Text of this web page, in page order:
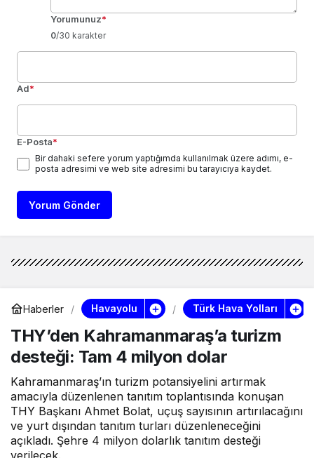
Yorumunuz*
0/30 karakter
Ad*
E-Posta*
Bir dahaki sefere yorum yaptığımda kullanılmak üzere adımı, e-
posta adresimi ve web site adresimi bu tarayıcıya kaydet.
Yorum Gönder
Haberler Havayolu Türk Hava Yolları
THY’den Kahramanmaraş’a turizm
desteği: Tam 4 milyon dolar
Kahramanmaraş’ın turizm potansiyelini artırmak
amacıyla düzenlenen tanıtım toplantısında konuşan
THY Başkanı Ahmet Bolat, uçuş sayısının artırılacağını
ve yurt dışından tanıtım turları düzenleneceğini
açıkladı. Şehre 4 milyon dolarlık tanıtım desteği